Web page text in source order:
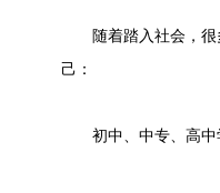
随着踏入社会，很
己：
初中、中专、高中